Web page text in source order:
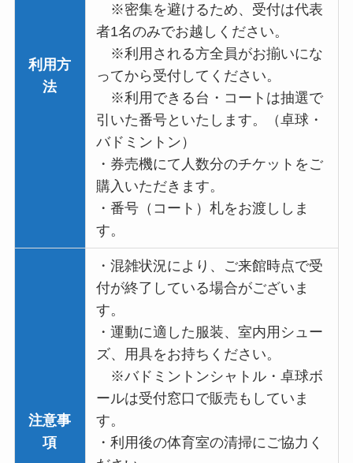
利用方
法
※密集を避けるため、受付は代表
者1名のみでお越しください。
※利用される方全員がお揃いにな
ってから受付してください。
※利用できる台・コートは抽選で
引いた番号といたします。（卓球・
バドミントン）
・券売機にて人数分のチケットをご
購入いただきます。
・番号（コート）札をお渡ししま
す。
注意事
項
・混雑状況により、ご来館時点で受
付が終了している場合がございま
す。
・運動に適した服装、室内用シュー
ズ、用具をお持ちください。
※バドミントンシャトル・卓球ボ
ールは受付窓口で販売もしていま
す。
・利用後の体育室の清掃にご協力く